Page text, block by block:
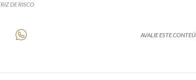
DE RISCO
AVALIE ESTE